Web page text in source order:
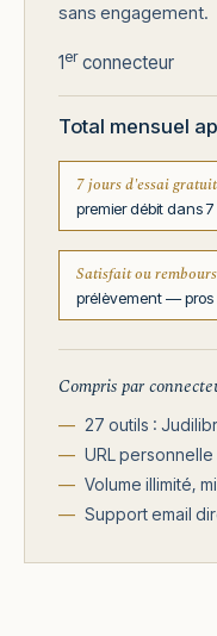
sans engagement.
1 er connecteur
Total mensuel
7 jours d'essai gratuit
premier débit dans
Satisfait ou
prélèvement — pros
Compris par
27 outils :
URL
Volume illimité,
Support email